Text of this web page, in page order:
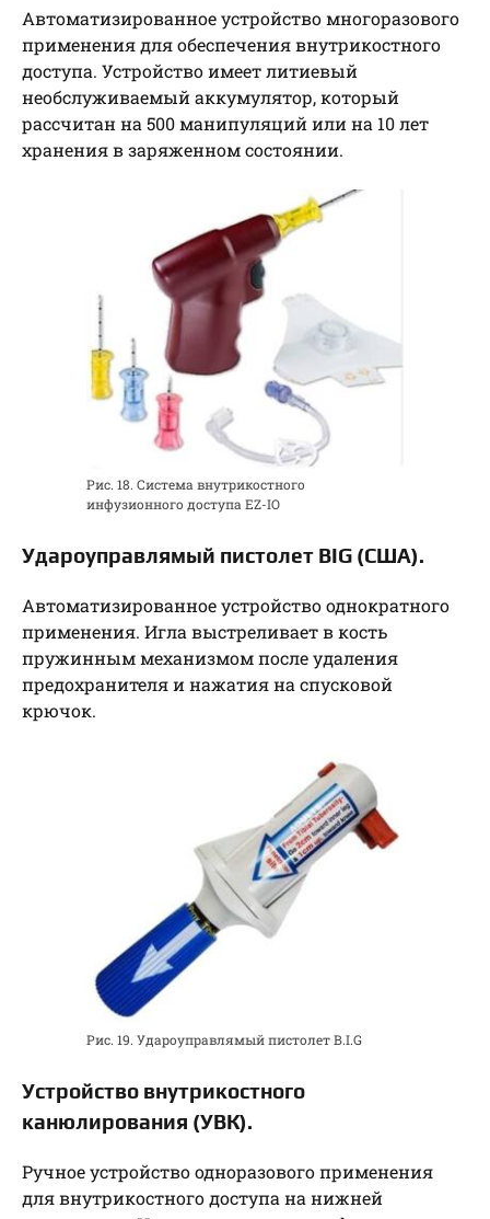
Автоматизированное устройство многоразового
применения для обеспечения внутрикостного
доступа. Устройство имеет литиевый
необслуживаемый аккумулятор, который
рассчитан на 500 манипуляций или на 10 лет
хранения в заряженном состоянии.
Рис. 18. Система внутрикостного
инфузионного доступа EZ-IO
Удароуправлямый пистолет BIG (США).
Автоматизированное устройство однократного
применения. Игла выстреливает в кость
пружинным механизмом после удаления
предохранителя и нажатия на спусковой
крючок.
Рис. 19. Удароуправлямый пистолет B.I.G
Устройство внутрикостного
канюлирования (УВК).
Ручное устройство одноразового применения
для внутрикостного доступа на нижней